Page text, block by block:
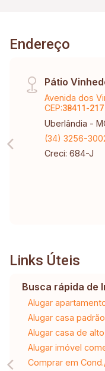
Endereço
Pátio
Avenida dos
CEP:38411-217
Uberlândia -
(34) 3256-
Creci: 684-J
Links Úteis
Busca rápida de
Alugar
Alugar casa
Alugar casa de
Alugar imóvel
Comprar em